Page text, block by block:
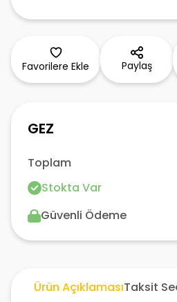
Favorilere Ekle Paylaş
GEZ
Toplam
Stokta Var
Güvenli Ödeme
Ürün AçıklamasıTaksit